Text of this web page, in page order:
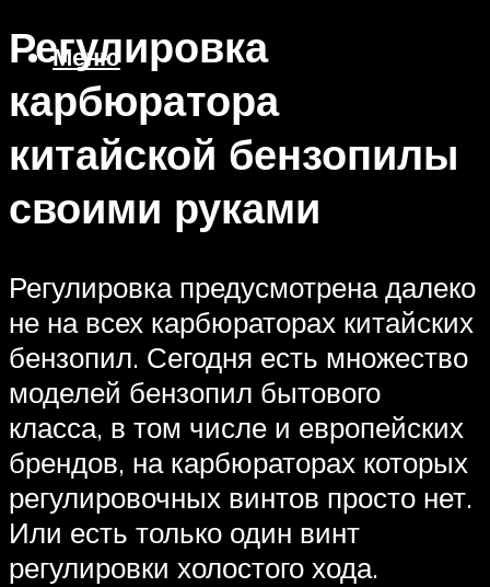
Меню
Регулировка
карбюратора
китайской бензопилы
своими руками
Регулировка предусмотрена далеко
не на всех карбюраторах китайских
бензопил. Сегодня есть множество
моделей бензопил бытового
класса, в том числе и европейских
брендов, на карбюраторах которых
регулировочных винтов просто нет.
Или есть только один винт
регулировки холостого хода.